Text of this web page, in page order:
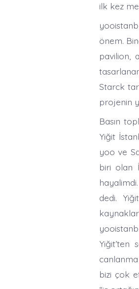
ilk kez
önem.
pavilion,
Starck
projenin
Basın
Yiğit
yoo ve
biri olan
dedi.
bizi çok